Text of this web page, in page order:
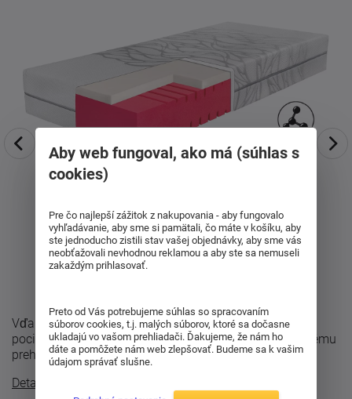
Vďaka modernej technológii GelEffect ponúka príjemný
pocit pri ľahnutí bez toho, aby dochádzalo k nepríjemnému
prehrievaniu alebo nadmernému ...
Detailný popis
Aby web fungoval, ako má (súhlas s
cookies)
Pre čo najlepší zážitok z nakupovania - aby fungovalo
vyhľadávanie, aby sme si pamätali, čo máte v košíku, aby
ste jednoducho zistili stav vašej objednávky, aby sme vás
neobťažovali nevhodnou reklamou a aby ste sa nemuseli
zakaždým prihlasovať.
Preto od Vás potrebujeme súhlas so spracovaním
súborov cookies, t.j. malých súborov, ktoré sa dočasne
ukladajú vo vašom prehliadači. Ďakujeme, že nám ho
dáte a pomôžete nám web zlepšovať. Budeme sa k vašim
údajom správať slušne.